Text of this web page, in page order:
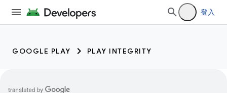
登入
GOOGLE PLAY PLAY INTEGRITY